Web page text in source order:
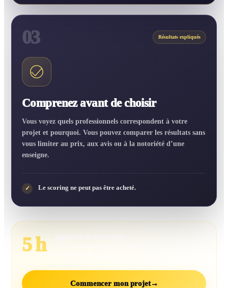
03 Résultats expliqués
Comprenez avant de choisir
Vous voyez quels professionnels correspondent à votre
projet et pourquoi. Vous pouvez comparer les résultats sans
vous limiter au prix, aux avis ou à la notoriété d’une
enseigne.
✓ Le scoring ne peut pas être acheté.
5 h
Commencer mon projet→